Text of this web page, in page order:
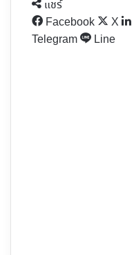
แชร์
Facebook
X
Telegram
Line